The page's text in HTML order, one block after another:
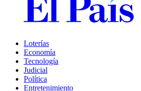
Loterías
Economía
Tecnología
Judicial
Política
Entretenimiento